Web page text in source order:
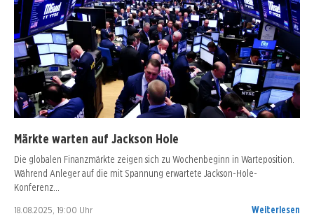
Märkte warten auf Jackson Hole
Die globalen Finanzmärkte zeigen sich zu Wochenbeginn in Warteposition.
Während Anleger auf die mit Spannung erwartete Jackson-Hole-
Konferenz…
18.08.2025, 19:00 Uhr Weiterlesen